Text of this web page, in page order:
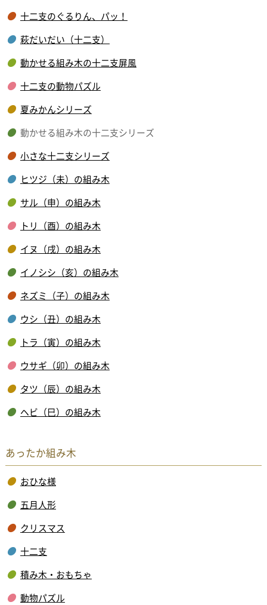
十二支のぐるりん、パッ！
萩だいだい（十二支）
動かせる組み木の十二支屏風
十二支の動物パズル
夏みかんシリーズ
動かせる組み木の十二支シリーズ
小さな十二支シリーズ
ヒツジ（未）の組み木
サル（申）の組み木
トリ（酉）の組み木
イヌ（戌）の組み木
イノシシ（亥）の組み木
ネズミ（子）の組み木
ウシ（丑）の組み木
トラ（寅）の組み木
ウサギ（卯）の組み木
タツ（辰）の組み木
ヘビ（巳）の組み木
あったか組み木
おひな様
五月人形
クリスマス
十二支
積み木・おもちゃ
動物パズル